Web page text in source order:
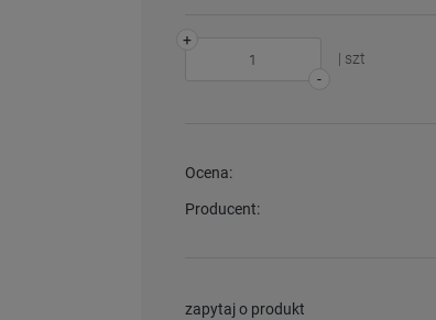
-
+
| szt
Ocena:
Producent:
zapytaj o produkt